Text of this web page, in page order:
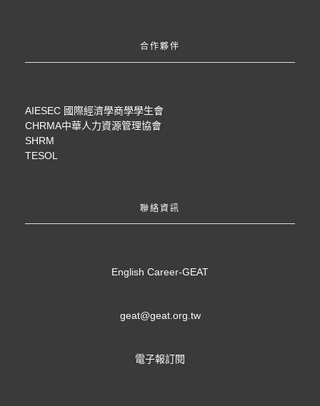
合作夥伴
AIESEC 國際經濟學商學學生會
CHRMA中華人力資源管理協會
SHRM
TESOL
聯絡資訊
English Career-GEAT
geat@geat.org.tw
電子報訂閱